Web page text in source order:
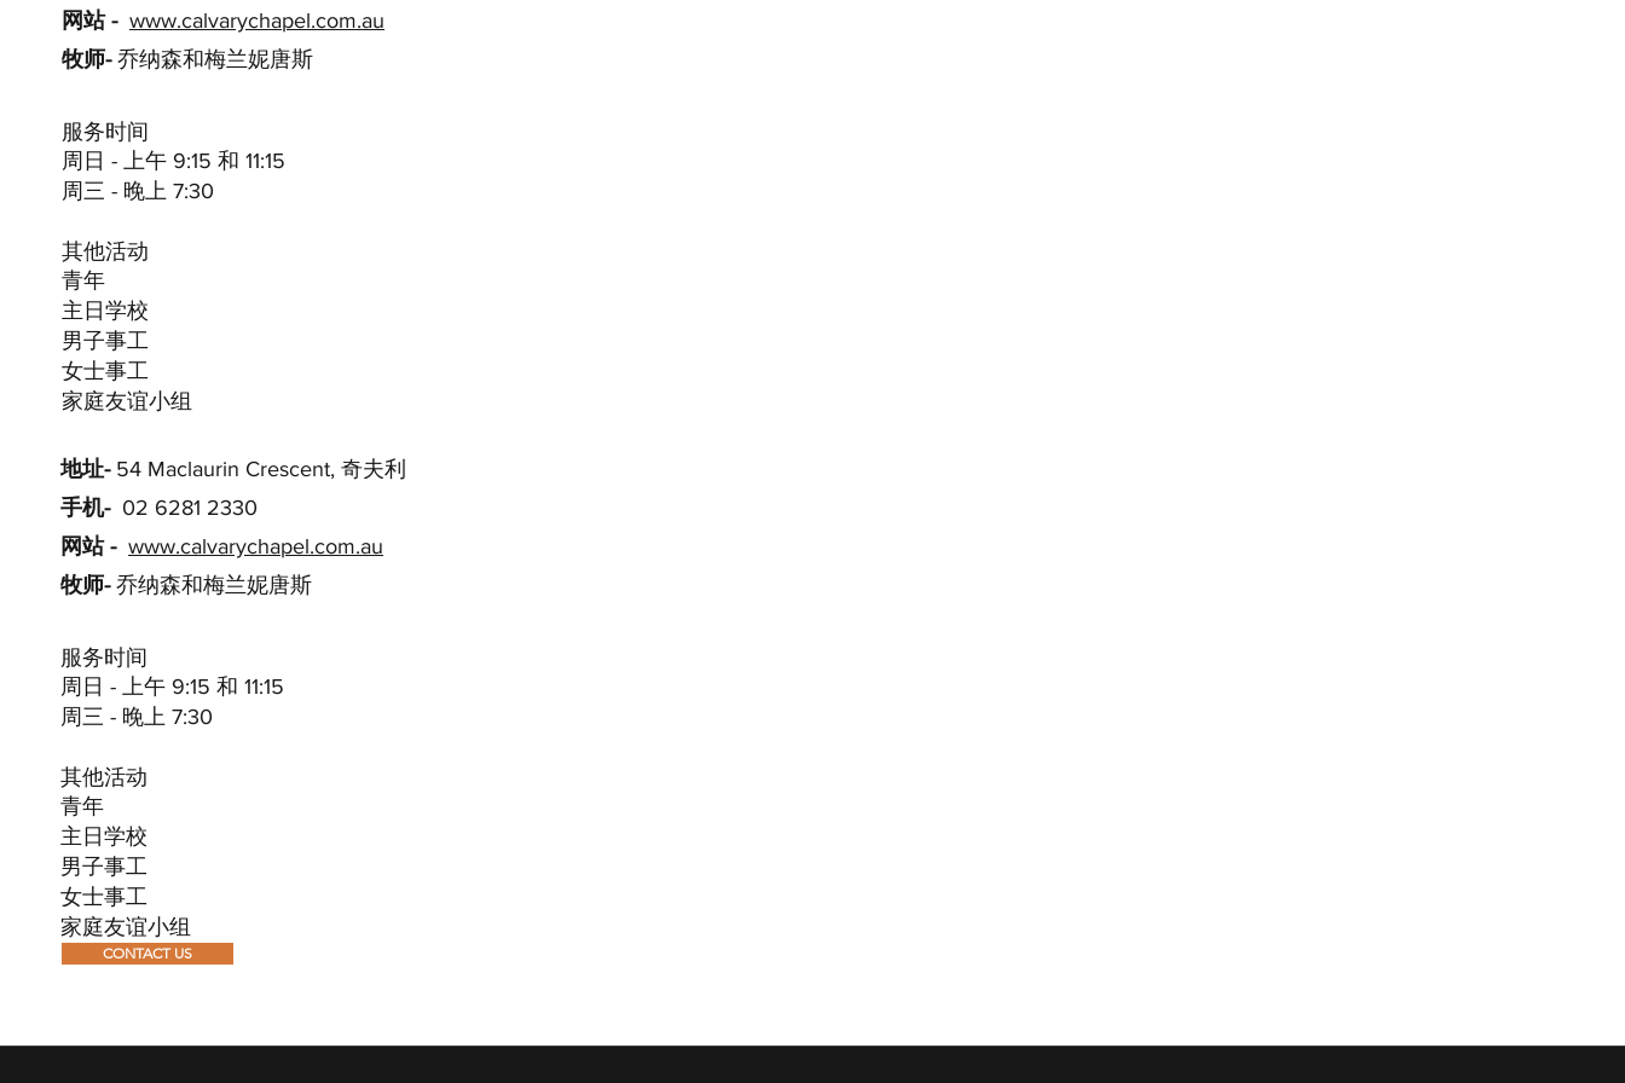
网站 - www.calvarychapel.com.au
牧师-乔纳森和梅兰妮唐斯
服务时间
周日 - 上午 9:15 和 11:15
周三 - 晚上 7:30
其他活动
青年
主日学校
男子事工
女士事工
家庭友谊小组
地址- 54 Maclaurin Crescent, 奇夫利
手机- 02 6281 2330
网站 - www.calvarychapel.com.au
牧师-乔纳森和梅兰妮唐斯
服务时间
周日 - 上午 9:15 和 11:15
周三 - 晚上 7:30
其他活动
青年
主日学校
男子事工
女士事工
家庭友谊小组
CONTACT US